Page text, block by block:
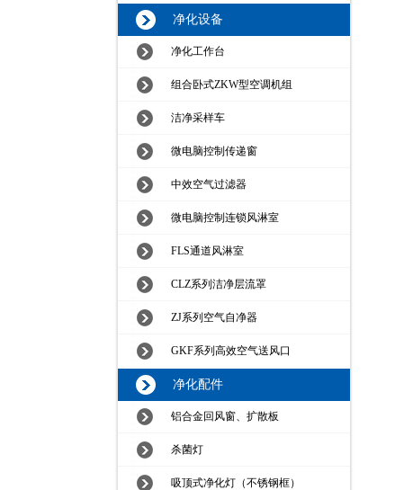
净化设备
净化工作台
组合卧式ZKW型空调机组
洁净采样车
微电脑控制传递窗
中效空气过滤器
微电脑控制连锁风淋室
FLS通道风淋室
CLZ系列洁净层流罩
ZJ系列空气自净器
GKF系列高效空气送风口
净化配件
铝合金回风窗、扩散板
杀菌灯
吸顶式净化灯（不锈钢框）